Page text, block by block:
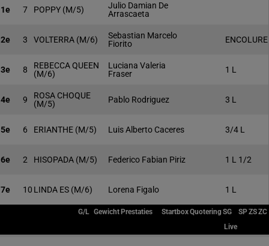
1e 7 POPPY (M/5)
Julio Damian De
Arrascaeta
2e 3 VOLTERRA (M/6)
Sebastian Marcelo
Fiorito
ENCOLURE
3e 8
REBECCA QUEEN
(M/6)
Luciana Valeria
Fraser
1 L
4e 9
ROSA CHOQUE
(M/5)
Pablo Rodriguez 3 L
5e 6 ERIANTHE (M/5) Luis Alberto Caceres 3/4 L
6e 2 HISOPADA (M/5) Federico Fabian Piriz 1 L 1/2
7e 10 LINDA ES (M/6) Lorena Figalo 1 L
G/L Gewicht Prestaties StartboxQuoteringSG SPZSZC
Live